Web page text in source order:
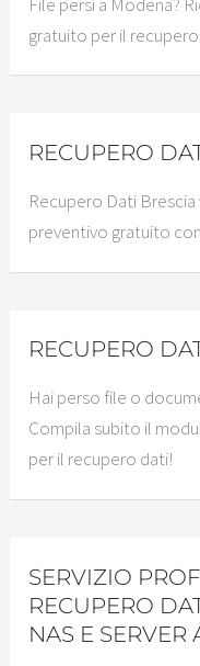
gratuito per il
RECUPERO
Recupero Dati
preventivo gratuito
RECUPERO
Hai perso file o
Compila subito il
per il recupero dati!
SERVIZIO
RECUPERO
NAS E SERVER